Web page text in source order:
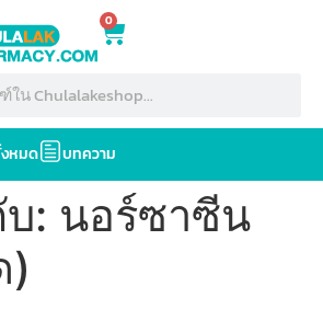
0
หมด บทความ
: นอร์ซาซีน
)